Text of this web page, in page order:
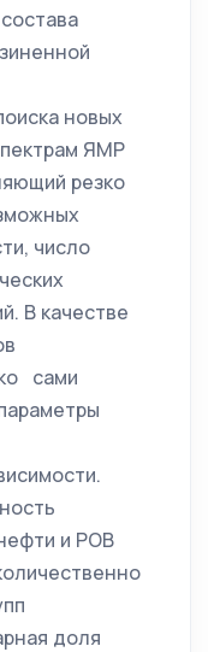
новых
ЯМР
резко
число
В качестве
сами
и РОВ
доля